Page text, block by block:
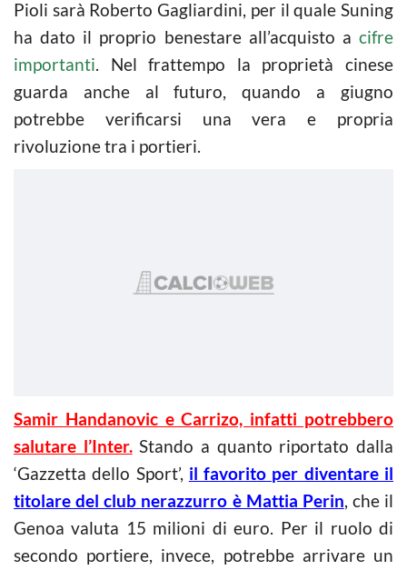
Pioli sarà Roberto Gagliardini, per il quale Suning
ha dato il proprio benestare all’acquisto a cifre
importanti. Nel frattempo la proprietà cinese
guarda anche al futuro, quando a giugno
potrebbe verificarsi una vera e propria
rivoluzione tra i portieri.
Samir Handanovic e Carrizo, infatti potrebbero
salutare l’Inter.Stando a quanto riportato dalla
‘Gazzetta dello Sport’, il favorito per diventare il
titolare del club nerazzurro è Mattia Perin, che il
Genoa valuta 15 milioni di euro. Per il ruolo di
secondo portiere, invece, potrebbe arrivare un